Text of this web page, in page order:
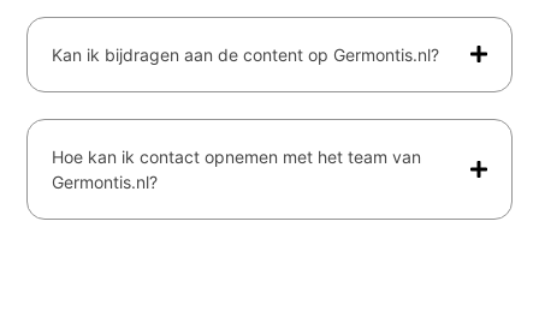
Kan ik bijdragen aan de content op Germontis.nl?
Hoe kan ik contact opnemen met het team van
Germontis.nl?